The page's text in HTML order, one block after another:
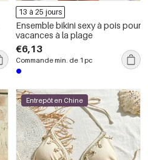
13 à 25 jours
Ensemble bikini sexy à pois pour
vacances à la plage
€6,13
Commande min. de 1 pc
Entrepôt en Chine